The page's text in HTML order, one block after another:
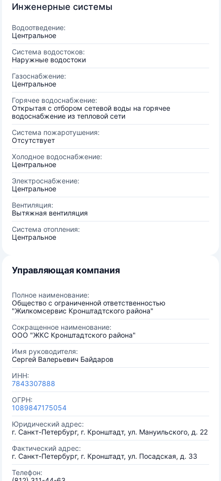
Инженерные системы
Водоотведение:
Центральное
Система водостоков:
Наружные водостоки
Газоснабжение:
Центральное
Горячее водоснабжение:
Открытая с отбором сетевой воды на горячее
водоснабжение из тепловой сети
Система пожаротушения:
Отсутствует
Холодное водоснабжение:
Центральное
Электроснабжение:
Центральное
Вентиляция:
Вытяжная вентиляция
Система отопления:
Центральное
Управляющая компания
Полное наименование:
Общество с ограниченной ответственностью
"Жилкомсервис Кронштадтского района"
Сокращенное наименование:
ООО "ЖКС Кронштадтского района"
Имя руководителя:
Сергей Валерьевич Байдаров
ИНН:
7843307888
ОГРН:
1089847175054
Юридический адрес:
г. Санкт-Петербург, г. Кронштадт, ул. Мануильского, д. 22
Фактический адрес:
г. Санкт-Петербург, г. Кронштадт, ул. Посадская, д. 33
Телефон: